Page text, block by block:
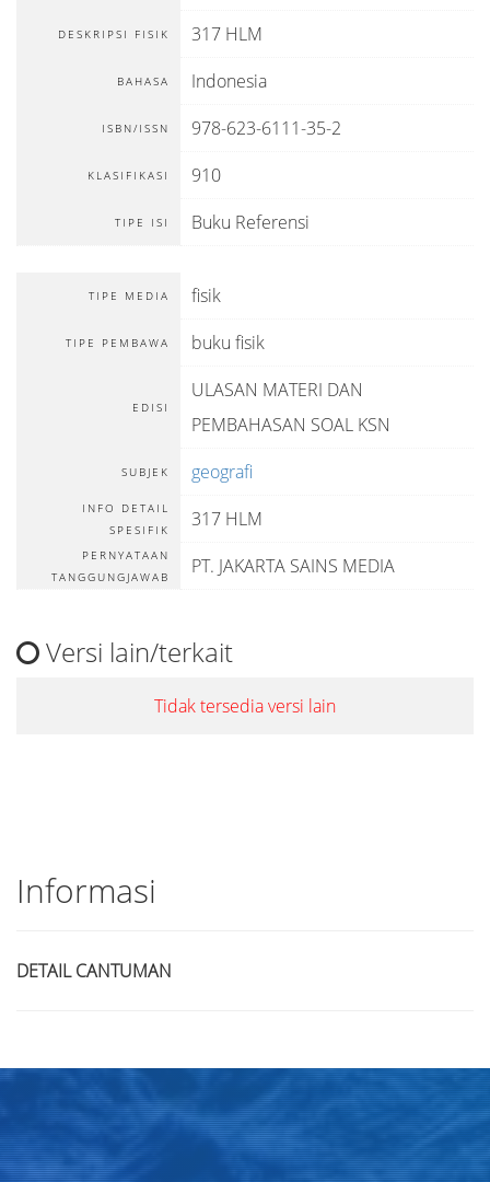
DESKRIPSI FISIK 317 HLM
BAHASA Indonesia
ISBN/ISSN 978-623-6111-35-2
KLASIFIKASI 910
TIPE ISI Buku Referensi
TIPE MEDIA fisik
TIPE PEMBAWA buku fisik
EDISI
ULASAN MATERI DAN
PEMBAHASAN SOAL KSN
SUBJEK geografi
INFO DETAIL
SPESIFIK
317 HLM
PERNYATAAN
TANGGUNGJAWAB
PT. JAKARTA SAINS MEDIA
Versi lain/terkait
Tidak tersedia versi lain
Informasi
DETAIL CANTUMAN
Judul